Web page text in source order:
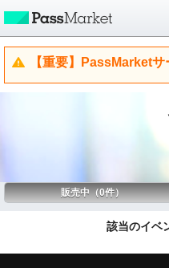
【重要】PassMarket
販売中（0件）
該当のイベ